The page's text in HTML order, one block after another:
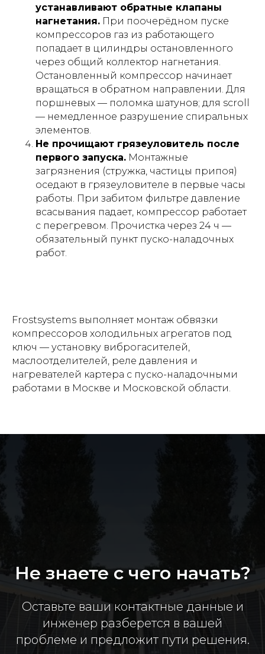
устанавливают обратные клапаны
нагнетания. При поочерёдном пуске
компрессоров газ из работающего
попадает в цилиндры остановленного
через общий коллектор нагнетания.
Остановленный компрессор начинает
вращаться в обратном направлении. Для
поршневых — поломка шатунов; для scroll
— немедленное разрушение спиральных
элементов.
Не прочищают грязеуловитель после
первого запуска. Монтажные
загрязнения (стружка, частицы припоя)
оседают в грязеуловителе в первые часы
работы. При забитом фильтре давление
всасывания падает, компрессор работает
с перегревом. Прочистка через 24 ч —
обязательный пункт пуско-наладочных
работ.
Frostsystems выполняет монтаж обвязки
компрессоров холодильных агрегатов под
ключ — установку виброгасителей,
маслоотделителей, реле давления и
нагревателей картера с пуско-наладочными
работами в Москве и Московской области.
Не знаете с чего начать?
Оставьте ваши контактные данные и
инженер разберется в вашей
проблеме и предложит пути решения.